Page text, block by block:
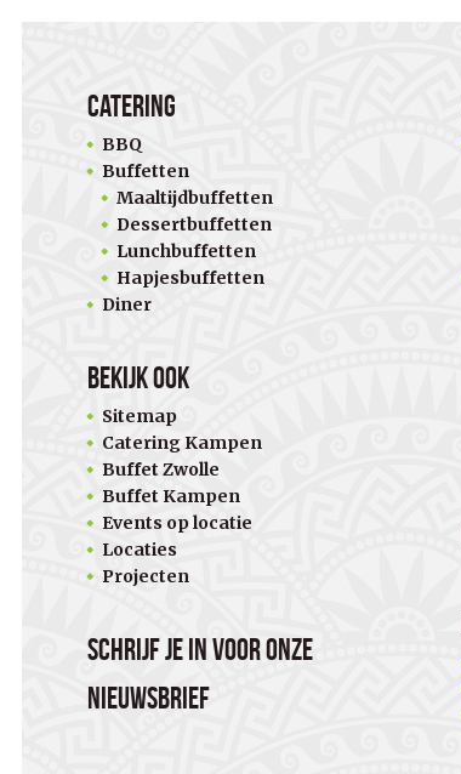
Catering
BBQ
Buffetten
Maaltijdbuffetten
Dessertbuffetten
Lunchbuffetten
Hapjesbuffetten
Diner
Bekijk ook
Sitemap
Catering Kampen
Buffet Zwolle
Buffet Kampen
Events op locatie
Locaties
Projecten
Schrijf je in voor onze
nieuwsbrief